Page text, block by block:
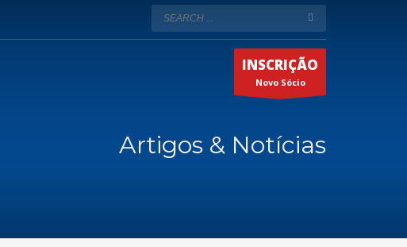
INSCRIÇÃO
Novo Sócio
Artigos & Notícias